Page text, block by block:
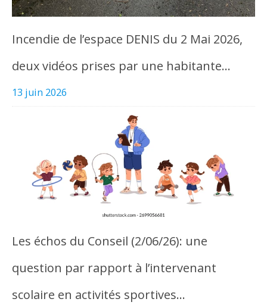
Incendie de l’espace DENIS du 2 Mai 2026,
deux vidéos prises par une habitante…
13 juin 2026
Les échos du Conseil (2/06/26): une
question par rapport à l’intervenant
scolaire en activités sportives…